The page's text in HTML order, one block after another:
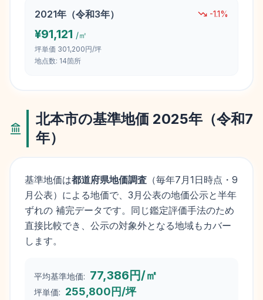
2021年（令和3年） -1.1%
¥91,121 /㎡
坪単価 301,200円/坪
地点数: 14箇所
北本市の基準地価 2025年（令和7
年）
基準地価は都道府県地価調査 （毎年7月1日時点・9
月公表）による地価で、3月公表の地価公示と半年
ずれの 補完データです。同じ鑑定評価手法のため
直接比較でき、公示の対象外となる地域もカバー
します。
平均基準地価: 77,386円/㎡
坪単価: 255,800円/坪